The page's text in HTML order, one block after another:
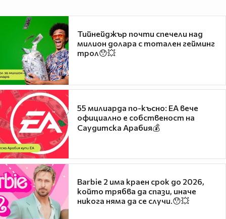
Тийнейджър почти спечели над
милион долара с тотален гейминг
трол😯💥
55 милиарда по-късно: EA вече
официално е собственост на
Саудитска Арабия💰
Barbie 2 има краен срок до 2026,
който трябва да спази, иначе
никога няма да се случи.😯💥